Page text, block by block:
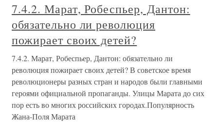
7.4.2. Марат, Робеспьер, Дантон:
обязательно ли революция
пожирает своих детей?
7.4.2. Марат, Робеспьер, Дантон: обязательно ли
революция пожирает своих детей? В советское время
революционеры разных стран и народов были главными
героями официальной пропаганды. Улицы Марата до сих
пор есть во многих российских городах.Популярность
Жана-Поля Марата